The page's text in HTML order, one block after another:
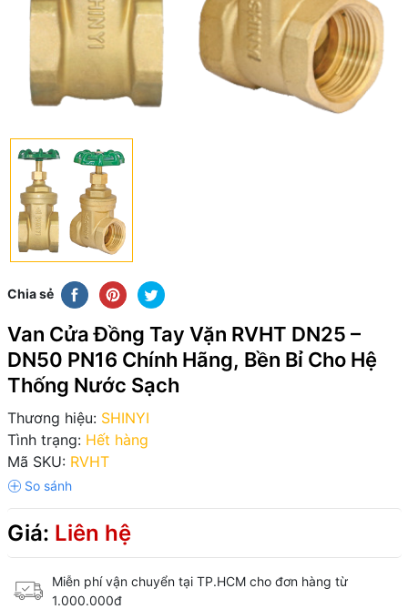
Chia sẻ
Van Cửa Đồng Tay Vặn RVHT DN25 –
DN50 PN16 Chính Hãng, Bền Bỉ Cho Hệ
Thống Nước Sạch
Thương hiệu: SHINYI
Tình trạng: Hết hàng
Mã SKU: RVHT
Giá: Liên hệ
Miễn phí vận chuyển tại TP.HCM cho đơn hàng từ
1.000.000đ